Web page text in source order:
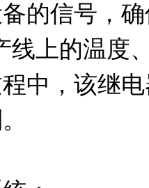
的信号，
中，该继